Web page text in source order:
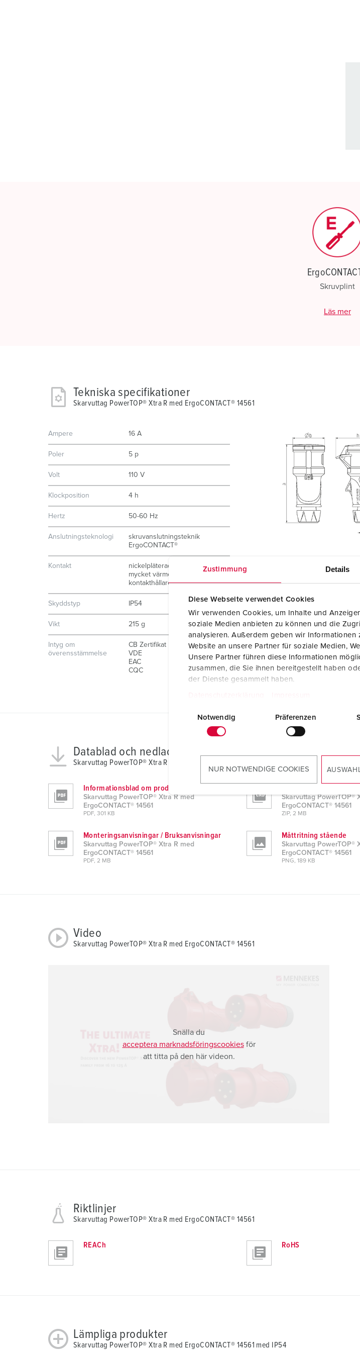
Zustimmung Details
Diese Webseite verwendet Cookies
Wir verwenden Cookies, um Inhalte und
soziale Medien anbieten zu können und die
analysieren. Außerdem geben wir Informationen
Website an unsere Partner für soziale Medien,
Unsere Partner führen diese Informationen
zusammen, die Sie ihnen bereitgestellt haben
der Dienste gesammelt haben.
g
Notwendig Präferenzen
NUR NOTWENDIGE COOKIES
Skruvplint
Läs mer
Tekniska specifikationer
Skarvuttag PowerTOP® Xtra R med ErgoCONTACT® 14561
Ampere 16 A
Poler 5 p
Volt 110 V
Klockposition 4 h
Hertz 50-60 Hz
Anslutningsteknologi
skruvanslutningsteknik
ErgoCONTACT®
Kontakt
nickelpläterade kontakter
mycket värmebeständig
kontakthållare
Skyddstyp IP54
Vikt 215 g
Intyg om
överensstämmelse
CB Zertifikat
VDE
EAC
CQC
Datablad och nedladdningar
Skarvuttag PowerTOP® Xtra R med ErgoCONTACT® 14561
Informationsblad om produkten
Skarvuttag PowerTOP® Xtra R med
ErgoCONTACT® 14561
PDF, 301 KB
Skarvuttag PowerTOP®
ErgoCONTACT® 14561
ZIP, 2 MB
Monteringsanvisningar / Bruksanvisningar
Skarvuttag PowerTOP® Xtra R med
ErgoCONTACT® 14561
PDF, 2 MB
Måttritning stående
Skarvuttag PowerTOP®
ErgoCONTACT® 14561
PNG, 189 KB
Video
Skarvuttag PowerTOP® Xtra R med ErgoCONTACT® 14561
Snälla du
acceptera marknadsföringscookiesför
att titta på den här videon.
Riktlinjer
Skarvuttag PowerTOP® Xtra R med ErgoCONTACT® 14561
REACh RoHS
Lämpliga produkter
Skarvuttag PowerTOP® Xtra R med ErgoCONTACT® 14561 med IP54